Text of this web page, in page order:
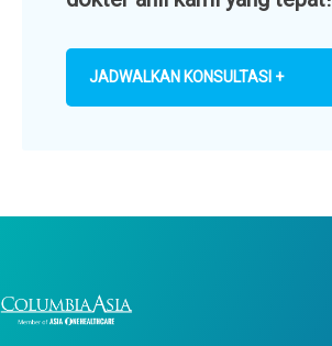
JADWALKAN KONSULTASI +